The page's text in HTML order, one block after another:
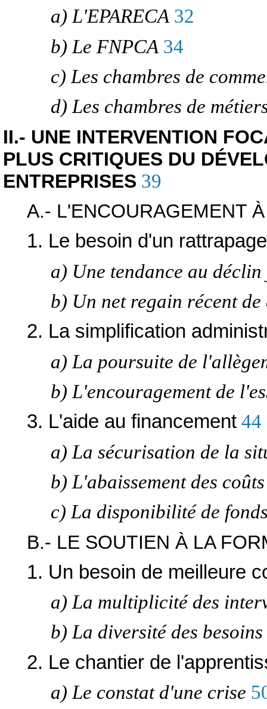
a) L'EPARECA 32
b) Le FNPCA 34
c) Les chambres de
d) Les chambres de
II.- UNE INTERVENTION
PLUS CRITIQUES DU
ENTREPRISES 39
A.- L'ENCOURAGEMENT
1. Le besoin d'un rattrapage
a) Une tendance au
b) Un net regain récent
2. La simplification
a) La poursuite de
b) L'encouragement de
3. L'aide au financement 44
a) La sécurisation de la
b) L'abaissement des coûts
c) La disponibilité de
B.- LE SOUTIEN À LA
1. Un besoin de meilleure
a) La multiplicité des
b) La diversité des besoins
2. Le chantier de
a) Le constat d'une crise